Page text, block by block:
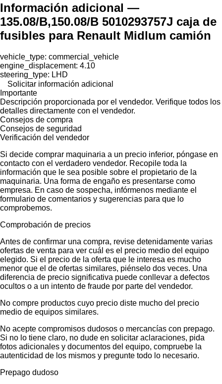
Información adicional —
135.08/B,150.08/B 5010293757J caja de
fusibles para Renault Midlum camión
vehicle_type: commercial_vehicle
engine_displacement: 4.10
steering_type: LHD
Solicitar información adicional
Importante
Descripción proporcionada por el vendedor. Verifique todos los
detalles directamente con el vendedor.
Consejos de compra
Consejos de seguridad
Verificación del vendedor
Si decide comprar maquinaria a un precio inferior, póngase en
contacto con el verdadero vendedor. Recopile toda la
información que le sea posible sobre el propietario de la
maquinaria. Una forma de engaño es presentarse como
empresa. En caso de sospecha, infórmenos mediante el
formulario de comentarios y sugerencias para que lo
comprobemos.
Comprobación de precios
Antes de confirmar una compra, revise detenidamente varias
ofertas de venta para ver cuál es el precio medio del equipo
elegido. Si el precio de la oferta que le interesa es mucho
menor que el de ofertas similares, piénselo dos veces. Una
diferencia de precio significativa puede conllevar a defectos
ocultos o a un intento de fraude por parte del vendedor.
No compre productos cuyo precio diste mucho del precio
medio de equipos similares.
No acepte compromisos dudosos o mercancías con prepago.
Si no lo tiene claro, no dude en solicitar aclaraciones, pida
fotos adicionales y documentos del equipo, compruebe la
autenticidad de los mismos y pregunte todo lo necesario.
Prepago dudoso